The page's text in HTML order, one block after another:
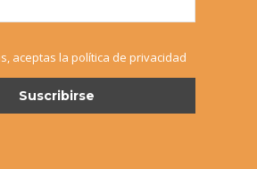
aceptas la política de privacidad